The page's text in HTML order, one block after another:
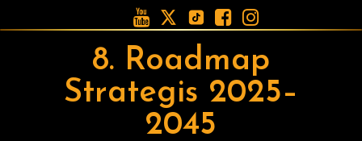
    
8. Roadmap
Strategis 2025–
2045